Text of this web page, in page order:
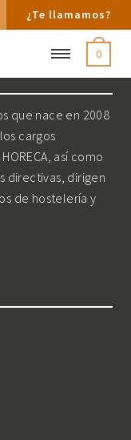
¿Te llamamos?
0
que nace en 2008
cargos
así como
directivas, dirigen
de hostelería y